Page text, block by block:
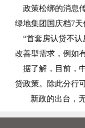
政策松绑的消息
绿地集团国庆档7天
“首套房认贷不
改善型需求，例如
据了解，目前，
贷政策。除此分行
新政的出台，